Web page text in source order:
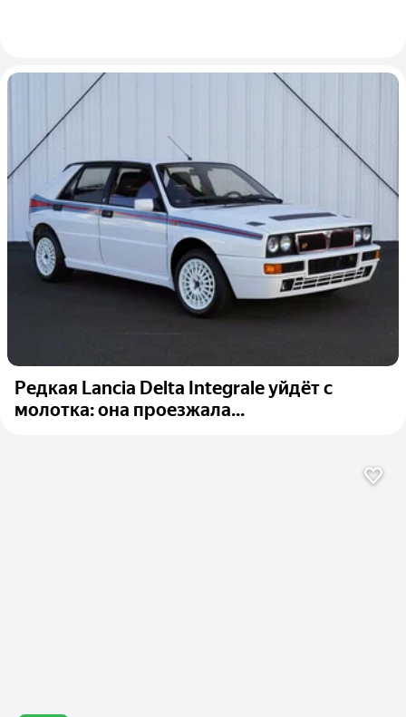
Редкая Lancia Delta Integrale уйдёт с
молотка: она проезжала...